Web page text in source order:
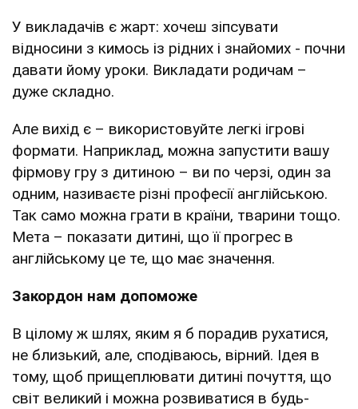
У викладачів є жарт: хочеш зіпсувати
відносини з кимось із рідних і знайомих - почни
давати йому уроки. Викладати родичам –
дуже складно.
Але вихід є – використовуйте легкі ігрові
формати. Наприклад, можна запустити вашу
фірмову гру з дитиною – ви по черзі, один за
одним, називаєте різні професії англійською.
Так само можна грати в країни, тварини тощо.
Мета – показати дитині, що її прогрес в
англійському це те, що має значення.
Закордон нам допоможе
В цілому ж шлях, яким я б порадив рухатися,
не близький, але, сподіваюсь, вірний. Ідея в
тому, щоб прищеплювати дитині почуття, що
світ великий і можна розвиватися в будь-